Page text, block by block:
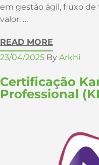
em gestão ágil, fluxo de
valor. …
READ MORE
23/04/2025 By Arkhi
Certificação
Professional